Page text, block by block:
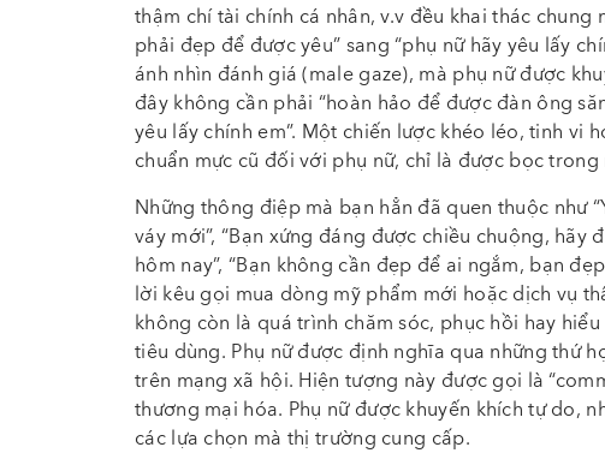
thậm chí tài chính cá nhân, v.v đều khai thác
phải đẹp để được yêu” sang “phụ nữ hãy yêu lấy
ánh nhìn đánh giá (male gaze), mà phụ nữ được
đây không cần phải “hoàn hảo để được đàn ông
yêu lấy chính em”. Một chiến lược khéo léo, tinh vi
chuẩn mực cũ đối với phụ nữ, chỉ là được bọc trong
Những thông điệp mà bạn hẳn đã quen thuộc như
váy mới”, “Bạn xứng đáng được chiều chuộng, hãy
hôm nay”, “Bạn không cần đẹp để ai ngắm, bạn
lời kêu gọi mua dòng mỹ phẩm mới hoặc dịch vụ
không còn là quá trình chăm sóc, phục hồi hay
tiêu dùng. Phụ nữ được định nghĩa qua những thứ
trên mạng xã hội. Hiện tượng này được gọi là
thương mại hóa. Phụ nữ được khuyến khích tự do,
các lựa chọn mà thị trường cung cấp.